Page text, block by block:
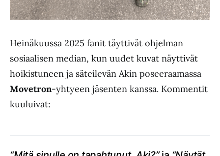
Heinäkuussa 2025 fanit täyttivät ohjelman
sosiaalisen median, kun uudet kuvat näyttivät
hoikistuneen ja säteilevän Akin poseeraamassa
Movetron-yhtyeen jäsenten kanssa. Kommentit
kuuluivat: